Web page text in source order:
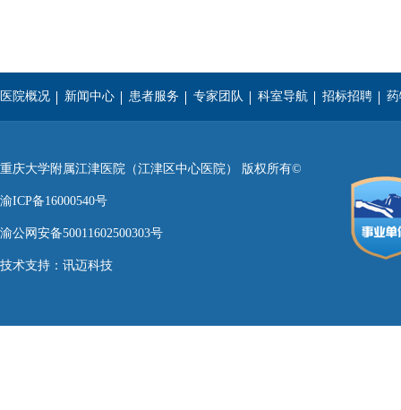
医院概况 新闻中心 患者服务 专家团队 科室导航 招标招聘
重庆大学附属江津医院（江津区中心医院） 版权所有©
渝ICP备16000540号
渝公网安备50011602500303号
技术支持： 讯迈科技